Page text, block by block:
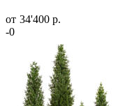
от 34'400 р.
-0